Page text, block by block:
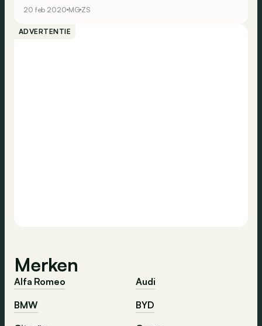
20 feb 2020 MG ZS
ADVERTENTIE
Merken
Alfa Romeo
Audi
BMW
BYD